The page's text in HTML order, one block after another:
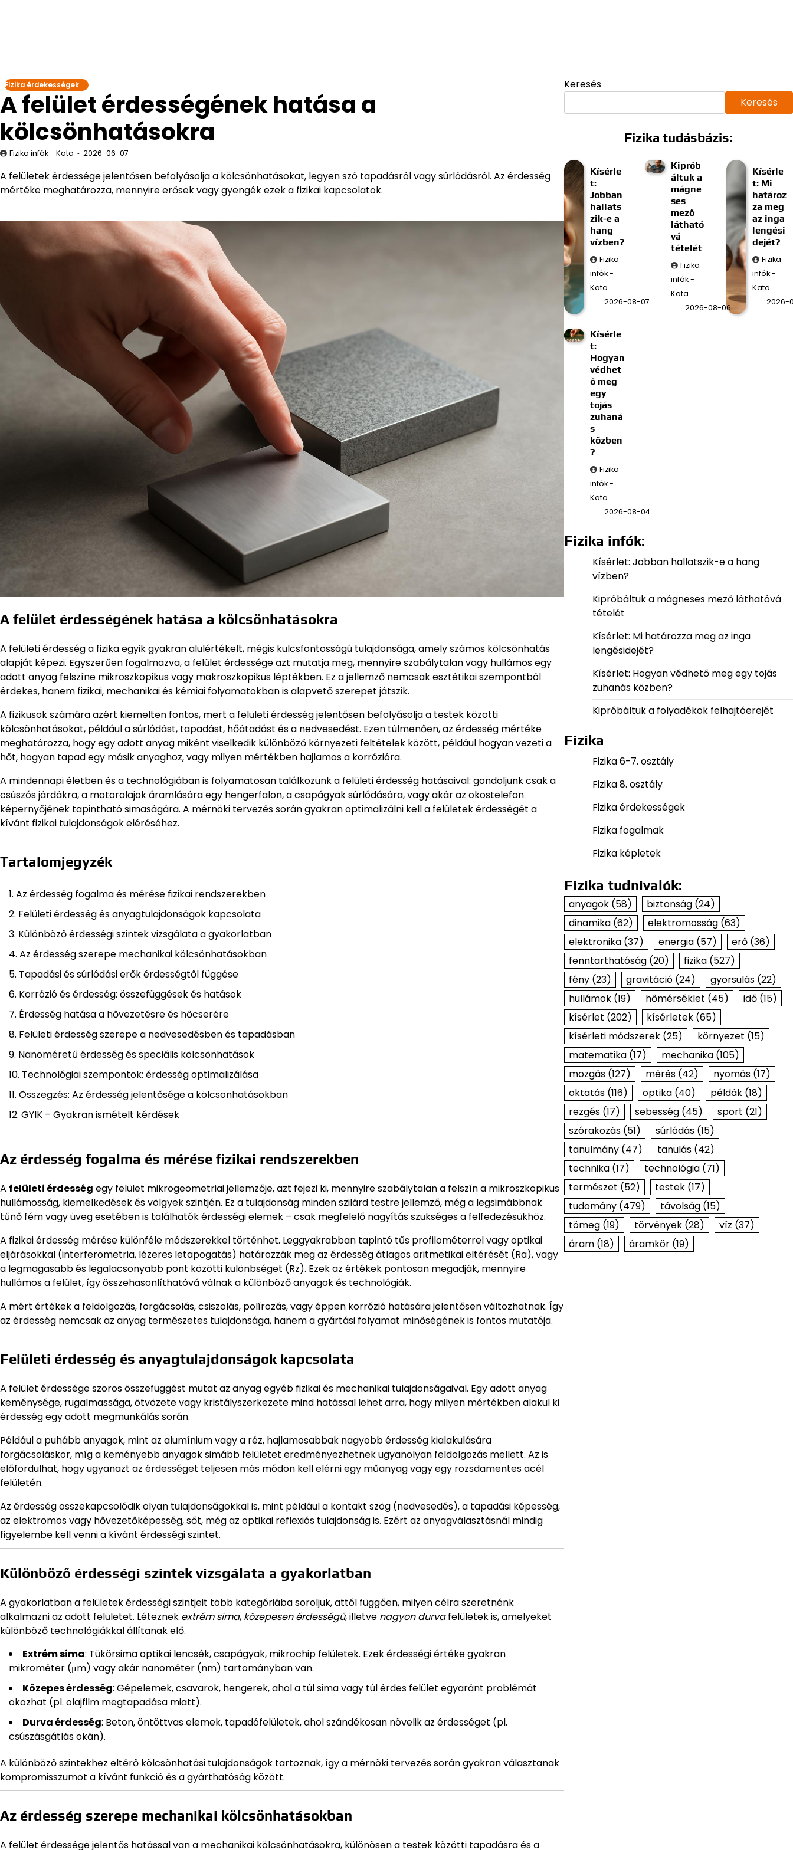
Fizika érdekességek
A felület érdességének hatása a
kölcsönhatásokra
Fizika infók - Kata 2026-06-07
A felületek érdessége jelentősen befolyásolja a kölcsönhatásokat, legyen szó tapadásról vagy súrlódásról. Az érdesség
mértéke meghatározza, mennyire erősek vagy gyengék ezek a fizikai kapcsolatok.
A felület érdességének hatása a kölcsönhatásokra
A felületi érdesség a fizika egyik gyakran alulértékelt, mégis kulcsfontosságú tulajdonsága, amely számos kölcsönhatás
alapját képezi. Egyszerűen fogalmazva, a felület érdessége azt mutatja meg, mennyire szabálytalan vagy hullámos egy
adott anyag felszíne mikroszkopikus vagy makroszkopikus léptékben. Ez a jellemző nemcsak esztétikai szempontból
érdekes, hanem fizikai, mechanikai és kémiai folyamatokban is alapvető szerepet játszik.
A fizikusok számára azért kiemelten fontos, mert a felületi érdesség jelentősen befolyásolja a testek közötti
kölcsönhatásokat, például a súrlódást, tapadást, hőátadást és a nedvesedést. Ezen túlmenően, az érdesség mértéke
meghatározza, hogy egy adott anyag miként viselkedik különböző környezeti feltételek között, például hogyan vezeti a
hőt, hogyan tapad egy másik anyaghoz, vagy milyen mértékben hajlamos a korrózióra.
A mindennapi életben és a technológiában is folyamatosan találkozunk a felületi érdesség hatásaival: gondoljunk csak a
csúszós járdákra, a motorolajok áramlására egy hengerfalon, a csapágyak súrlódására, vagy akár az okostelefon
képernyőjének tapintható simaságára. A mérnöki tervezés során gyakran optimalizálni kell a felületek érdességét a
kívánt fizikai tulajdonságok eléréséhez.
Tartalomjegyzék
Az érdesség fogalma és mérése fizikai rendszerekben
Felületi érdesség és anyagtulajdonságok kapcsolata
Különböző érdességi szintek vizsgálata a gyakorlatban
Az érdesség szerepe mechanikai kölcsönhatásokban
Tapadási és súrlódási erők érdességtől függése
Korrózió és érdesség: összefüggések és hatások
Érdesség hatása a hővezetésre és hőcserére
Felületi érdesség szerepe a nedvesedésben és tapadásban
Nanoméretű érdesség és speciális kölcsönhatások
Technológiai szempontok: érdesség optimalizálása
Összegzés: Az érdesség jelentősége a kölcsönhatásokban
GYIK – Gyakran ismételt kérdések
Az érdesség fogalma és mérése fizikai rendszerekben
A felületi érdesség egy felület mikrogeometriai jellemzője, azt fejezi ki, mennyire szabálytalan a felszín a mikroszkopikus
hullámosság, kiemelkedések és völgyek szintjén. Ez a tulajdonság minden szilárd testre jellemző, még a legsimábbnak
tűnő fém vagy üveg esetében is találhatók érdességi elemek – csak megfelelő nagyítás szükséges a felfedezésükhöz.
A fizikai érdesség mérése különféle módszerekkel történhet. Leggyakrabban tapintó tűs profilométerrel vagy optikai
eljárásokkal (interferometria, lézeres letapogatás) határozzák meg az érdesség átlagos aritmetikai eltérését (Ra), vagy
a legmagasabb és legalacsonyabb pont közötti különbséget (Rz). Ezek az értékek pontosan megadják, mennyire
hullámos a felület, így összehasonlíthatóvá válnak a különböző anyagok és technológiák.
A mért értékek a feldolgozás, forgácsolás, csiszolás, polírozás, vagy éppen korrózió hatására jelentősen változhatnak. Így
az érdesség nemcsak az anyag természetes tulajdonsága, hanem a gyártási folyamat minőségének is fontos mutatója.
Felületi érdesség és anyagtulajdonságok kapcsolata
A felület érdessége szoros összefüggést mutat az anyag egyéb fizikai és mechanikai tulajdonságaival. Egy adott anyag
keménysége, rugalmassága, ötvözete vagy kristályszerkezete mind hatással lehet arra, hogy milyen mértékben alakul ki
érdesség egy adott megmunkálás során.
Például a puhább anyagok, mint az alumínium vagy a réz, hajlamosabbak nagyobb érdesség kialakulására
forgácsoláskor, míg a keményebb anyagok simább felületet eredményezhetnek ugyanolyan feldolgozás mellett. Az is
előfordulhat, hogy ugyanazt az érdességet teljesen más módon kell elérni egy műanyag vagy egy rozsdamentes acél
felületén.
Az érdesség összekapcsolódik olyan tulajdonságokkal is, mint például a kontakt szög (nedvesedés), a tapadási képesség,
az elektromos vagy hővezetőképesség, sőt, még az optikai reflexiós tulajdonság is. Ezért az anyagválasztásnál mindig
figyelembe kell venni a kívánt érdességi szintet.
Különböző érdességi szintek vizsgálata a gyakorlatban
A gyakorlatban a felületek érdességi szintjeit több kategóriába soroljuk, attól függően, milyen célra szeretnénk
alkalmazni az adott felületet. Léteznek extrém sima, közepesen érdességű, illetve nagyon durvafelületek is, amelyeket
különböző technológiákkal állítanak elő.
Extrém sima: Tükörsima optikai lencsék, csapágyak, mikrochip felületek. Ezek érdességi értéke gyakran
mikrométer (μm) vagy akár nanométer (nm) tartományban van.
Közepes érdesség: Gépelemek, csavarok, hengerek, ahol a túl sima vagy túl érdes felület egyaránt problémát
okozhat (pl. olajfilm megtapadása miatt).
Durva érdesség: Beton, öntöttvas elemek, tapadófelületek, ahol szándékosan növelik az érdességet (pl.
csúszásgátlás okán).
A különböző szintekhez eltérő kölcsönhatási tulajdonságok tartoznak, így a mérnöki tervezés során gyakran választanak
kompromisszumot a kívánt funkció és a gyárthatóság között.
Az érdesség szerepe mechanikai kölcsönhatásokban
A felület érdessége jelentős hatással van a mechanikai kölcsönhatásokra, különösen a testek közötti tapadásra és a
Keresés
Keresés
Fizika tudásbázis:
Kísérle
t:
Jobban
hallats
zik-e a
hang
vízben?
Fizika
infók -
Kata
2026-08-07
Kiprób
áltuk a
mágne
ses
mező
látható
vá
tételét
Fizika
infók -
Kata
2026-08-06
Kísérle
t: Mi
határoz
za meg
az inga
lengési
dejét?
Fizika
infók -
Kata
2026-
Kísérle
t:
Hogyan
védhet
ő meg
egy
tojás
zuhaná
s
közben
?
Fizika
infók -
Kata
2026-08-04
Fizika infók:
Kísérlet: Jobban hallatszik-e a hang
vízben?
Kipróbáltuk a mágneses mező láthatóvá
tételét
Kísérlet: Mi határozza meg az inga
lengésidejét?
Kísérlet: Hogyan védhető meg egy tojás
zuhanás közben?
Kipróbáltuk a folyadékok felhajtóerejét
Fizika
Fizika 6-7. osztály
Fizika 8. osztály
Fizika érdekességek
Fizika fogalmak
Fizika képletek
Fizika tudnivalók:
anyagok(58) biztonság(24)
dinamika(62) elektromosság(63)
elektronika(37) energia(57) erő(36)
fenntarthatóság(20) fizika(527)
fény(23) gravitáció(24) gyorsulás(22)
hullámok(19) hőmérséklet (45) idő(15)
kísérlet (202) kísérletek(65)
kísérleti módszerek(25) környezet (15)
matematika(17) mechanika(105)
mozgás(127) mérés(42) nyomás(17)
oktatás(116) optika(40) példák(18)
rezgés(17) sebesség(45) sport (21)
szórakozás(51) súrlódás(15)
tanulmány(47) tanulás(42)
technika(17) technológia(71)
természet (52) testek(17)
tudomány(479) távolság(15)
tömeg(19) törvények(28) víz (37)
áram(18) áramkör(19)